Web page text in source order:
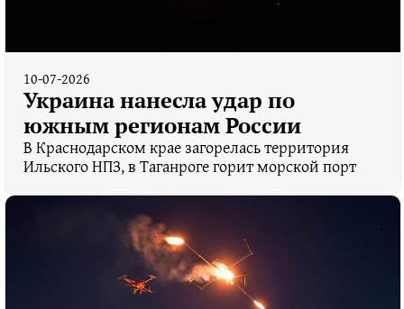
10-07-2026
Украина нанесла удар по
южным регионам России
В Краснодарском крае загорелась территория
Ильского НПЗ, в Таганроге горит морской порт